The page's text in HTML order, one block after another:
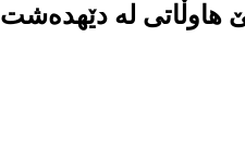
لە دێهدەشت